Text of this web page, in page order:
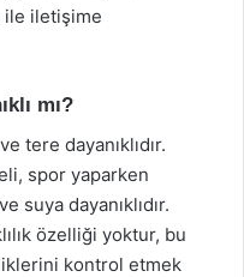
ile iletişime
mı?
tere dayanıklıdır.
spor yaparken
suya dayanıklıdır.
özelliği yoktur, bu
kontrol etmek